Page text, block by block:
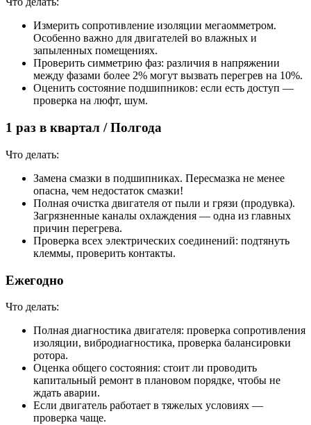
Измерить сопротивление изоляции мегаомметром.
Особенно важно для двигателей во влажных и
запыленных помещениях.
Проверить симметрию фаз: различия в напряжении
между фазами более 2% могут вызвать перегрев на 10%.
Оценить состояние подшипников: если есть доступ —
проверка на люфт, шум.
1 раз в квартал / Полгода
Что делать:
Замена смазки в подшипниках. Пересмазка не менее
опасна, чем недостаток смазки!
Полная очистка двигателя от пыли и грязи (продувка).
Загрязненные каналы охлаждения — одна из главных
причин перегрева.
Проверка всех электрических соединений: подтянуть
клеммы, проверить контакты.
Ежегодно
Что делать:
Полная диагностика двигателя: проверка сопротивления
изоляции, вибродиагностика, проверка балансировки
ротора.
Оценка общего состояния: стоит ли проводить
капитальный ремонт в плановом порядке, чтобы не
ждать аварии.
Если двигатель работает в тяжелых условиях —
проверка чаще.